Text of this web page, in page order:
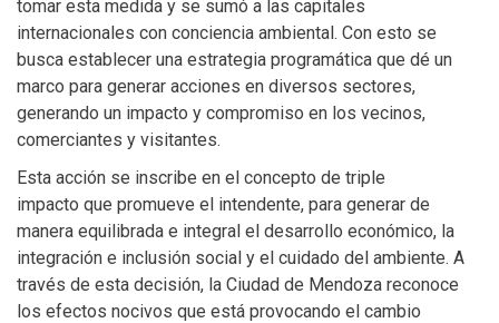
tomar esta medida y se sumó a las capitales
internacionales con conciencia ambiental. Con esto se
busca establecer una estrategia programática que dé un
marco para generar acciones en diversos sectores,
generando un impacto y compromiso en los vecinos,
comerciantes y visitantes.
Esta acción se inscribe en el concepto de triple
impacto que promueve el intendente, para generar de
manera equilibrada e integral el desarrollo económico, la
integración e inclusión social y el cuidado del ambiente. A
través de esta decisión, la Ciudad de Mendoza reconoce
los efectos nocivos que está provocando el cambio